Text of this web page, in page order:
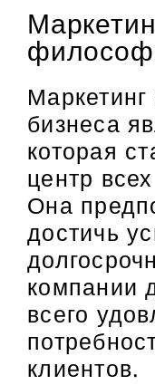
бизнеса
которая
центр
Она
достичь
компании
всего
клиентов.